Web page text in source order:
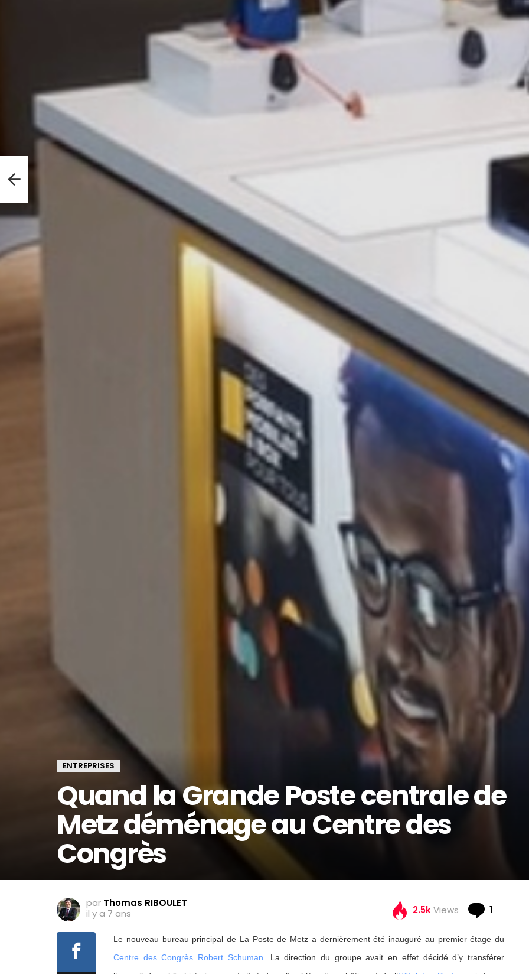
ENTREPRISES
Quand la Grande Poste centrale de
Metz déménage au Centre des
Congrès
par Thomas RIBOULET
il y a 7 ans
2.5kViews 1
Le nouveau bureau principal de La Poste de Metz a dernièrement été inauguré au premier étage du
Centre des Congrès Robert Schuman. La direction du groupe avait en effet décidé d’y transférer